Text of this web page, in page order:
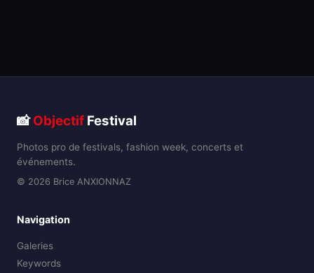
📸Objectif Festival
Photos pro de festivals, fashion week, concerts et
événements.
© 2026 Brice ANXIONNAZ
Navigation
Galeries
Keywords